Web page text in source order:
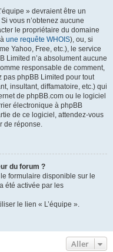
» devraient être un
vous n’obtenez aucune
le propriétaire du domaine
une requête WHOIS), ou, si
Yahoo, Free, etc.), le service
Limited n’a absolument aucune
responsable de comment,
pas phpBB Limited pour tout
insultant, diffamatoire, etc.) qui
de phpBB.com ou le logiciel
électronique à phpBB
de ce logiciel, attendez-vous
de réponse.
du forum ?
formulaire disponible sur le
été activée par les
le lien « L’équipe ».
Aller